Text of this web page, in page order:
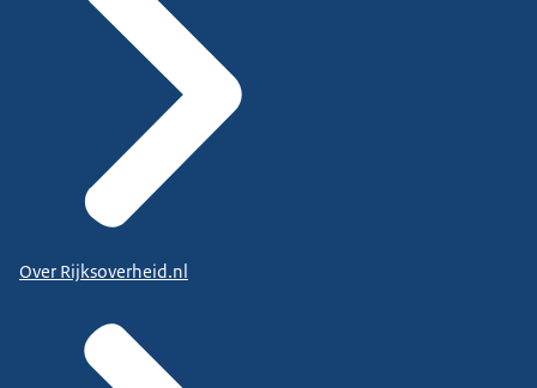
Over Rijksoverheid.nl